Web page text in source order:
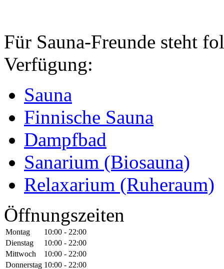
Für Sauna-Freunde steht
Verfügung:
Sauna
Finnische Sauna
Dampfbad
Sanarium (Biosauna)
Relaxarium (Ruheraum)
Öffnungszeiten
Montag
10:00 - 22:00
Dienstag
10:00 - 22:00
Mittwoch
10:00 - 22:00
Donnerstag 10:00 - 22:00